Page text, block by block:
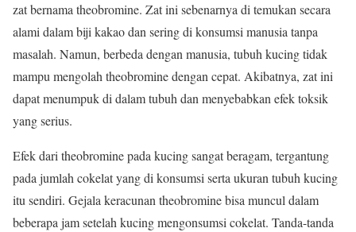
zat bernama theobromine. Zat ini sebenarnya di temukan secara
alami dalam biji kakao dan sering di konsumsi manusia tanpa
masalah. Namun, berbeda dengan manusia, tubuh kucing tidak
mampu mengolah theobromine dengan cepat. Akibatnya, zat ini
dapat menumpuk di dalam tubuh dan menyebabkan efek toksik
yang serius.
Efek dari theobromine pada kucing sangat beragam, tergantung
pada jumlah cokelat yang di konsumsi serta ukuran tubuh kucing
itu sendiri. Gejala keracunan theobromine bisa muncul dalam
beberapa jam setelah kucing mengonsumsi cokelat. Tanda-tanda